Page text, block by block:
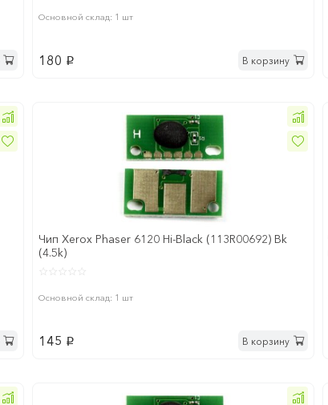
Основной склад: 1 шт
180 p В корзину
Чип Xerox Phaser 6120 Hi-Black (113R00692) Bk
(4.5k)
Основной склад: 1 шт
145 p В корзину